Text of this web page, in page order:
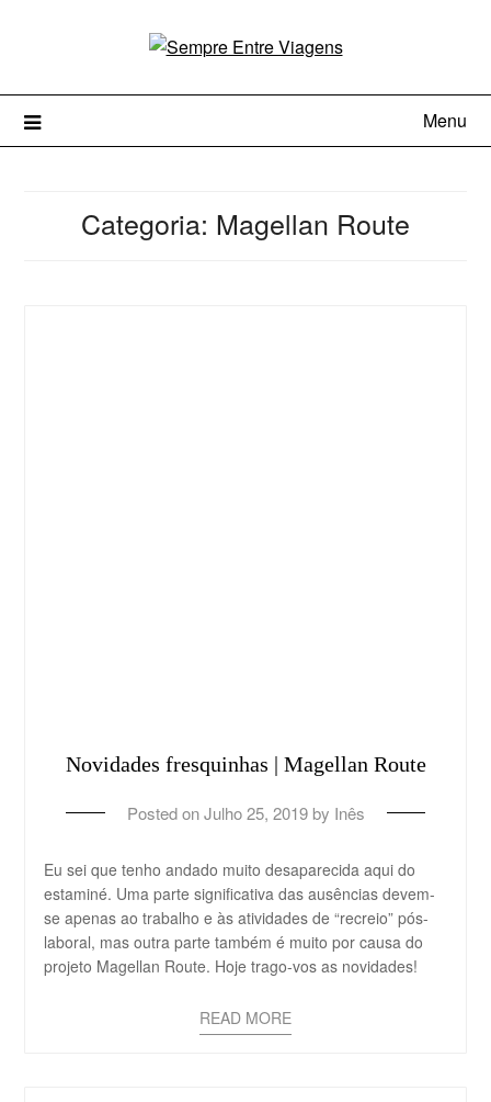
Menu
Categoria: Magellan Route
Novidades fresquinhas | Magellan Route
Posted onJulho 25, 2019by Inês
Eu sei que tenho andado muito desaparecida aqui do
estaminé. Uma parte significativa das ausências devem-
se apenas ao trabalho e às atividades de “recreio” pós-
laboral, mas outra parte também é muito por causa do
projeto Magellan Route. Hoje trago-vos as novidades!
READ MORE